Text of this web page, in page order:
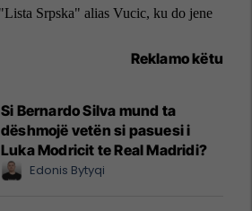
Reklamo këtu
Si Bernardo Silva mund ta
dëshmojë vetën si pasuesi i
Luka Modricit te Real Madridi?
Edonis Bytyqi